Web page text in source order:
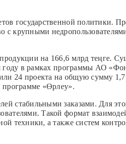
государственной политики.
с крупными
на 166,6 млрд теңге.
году в рамках программы АО
24 проекта на общую сумму
«Өрлеу».
стабильными заказами. Для
Такой формат
техники, а также систем